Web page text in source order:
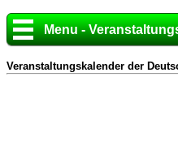
Menu -
Veranstaltungskalender der